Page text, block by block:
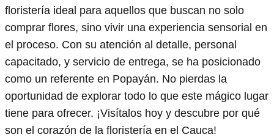
floristería ideal para aquellos que buscan no solo
comprar flores, sino vivir una experiencia sensorial en
el proceso. Con su atención al detalle, personal
capacitado, y servicio de entrega, se ha posicionado
como un referente en Popayán. No pierdas la
oportunidad de explorar todo lo que este mágico lugar
tiene para ofrecer. ¡Visítalos hoy y descubre por qué
son el corazón de la floristería en el Cauca!